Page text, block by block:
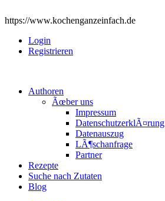
https://www.kochenganzeinfach.de
Login
Registrieren
Authoren
Ãœber uns
Impressum
DatenschutzerklÃ¤rung
Datenauszug
LÃ¶schanfrage
Partner
Rezepte
Suche nach Zutaten
Blog